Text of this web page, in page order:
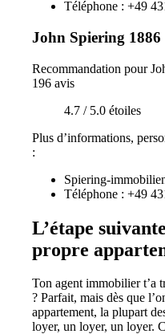
Téléphone : +49
John Spiering 1886
Recommandation pour
196 avis
4.7 / 5.0 étoiles
Plus d’informations,
:
Spiering-
Téléphone : +49
L’étape
propre
Ton agent immobilier t’a
? Parfait, mais dès que
appartement, la plupart
loyer, un loyer, un loyer.